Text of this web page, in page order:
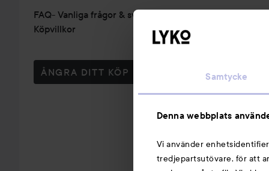
Samtycke
Denna webbplats
Vi använder
tredjepartsutövare, för att
FAQ- Vanliga frågor & svar
Köpvillkor
ÅNGRA DITT KÖP